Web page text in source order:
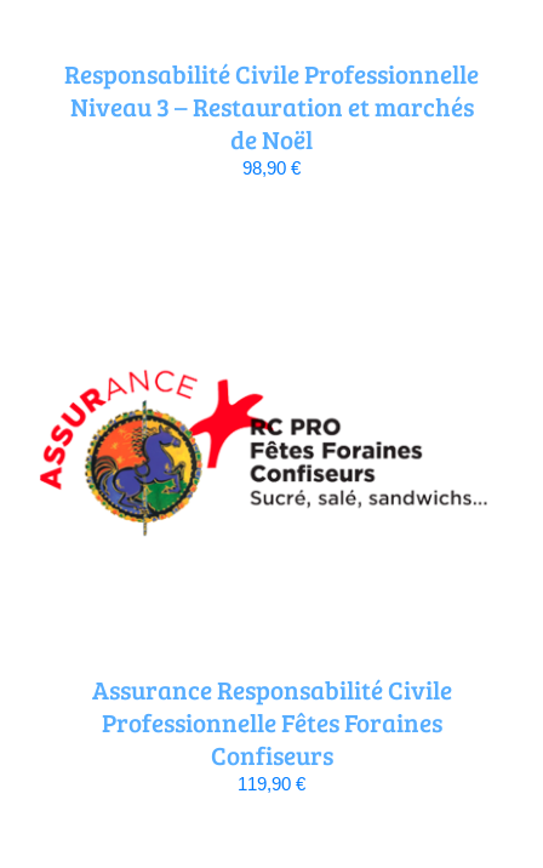
Responsabilité Civile Professionnelle
Niveau 3 – Restauration et marchés
de Noël
98,90 €
Assurance Responsabilité Civile
Professionnelle Fêtes Foraines
Confiseurs
119,90 €